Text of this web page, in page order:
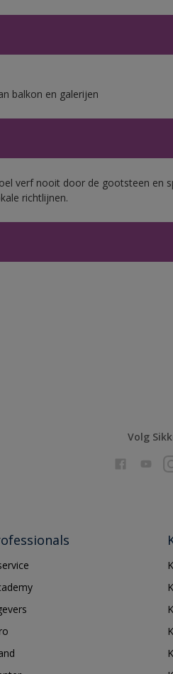
balkon en galerijen
verf nooit door de gootsteen en
richtlijnen.
Volg